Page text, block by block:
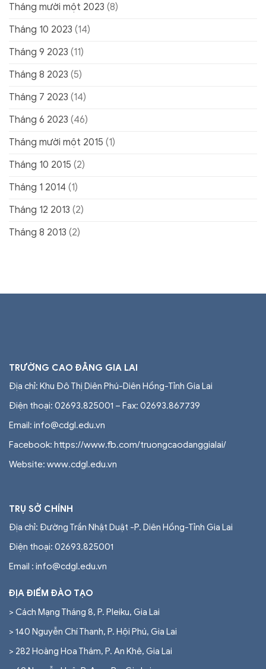
Tháng mười một 2023 (8)
Tháng 10 2023 (14)
Tháng 9 2023 (11)
Tháng 8 2023 (5)
Tháng 7 2023 (14)
Tháng 6 2023 (46)
Tháng mười một 2015 (1)
Tháng 10 2015 (2)
Tháng 1 2014 (1)
Tháng 12 2013 (2)
Tháng 8 2013 (2)
TRƯỜNG CAO ĐẲNG GIA LAI
Địa chỉ: Khu Đô Thị Diên Phú-Diên Hồng-Tỉnh Gia Lai
Điện thoại: 02693.825001 – Fax: 02693.867739
Email: info@cdgl.edu.vn
Facebook: https://www.fb.com/truongcaodanggialai/
Website: www.cdgl.edu.vn
TRỤ SỞ CHÍNH
Địa chỉ: Đường Trần Nhật Duật -P. Diên Hồng-Tỉnh Gia Lai
Điện thoại: 02693.825001
Email : info@cdgl.edu.vn
ĐỊA ĐIỂM ĐÀO TẠO
> Cách Mạng Tháng 8, P. Pleiku, Gia Lai
> 140 Nguyễn Chí Thanh, P. Hội Phú, Gia Lai
> 282 Hoàng Hoa Thám, P. An Khê, Gia Lai